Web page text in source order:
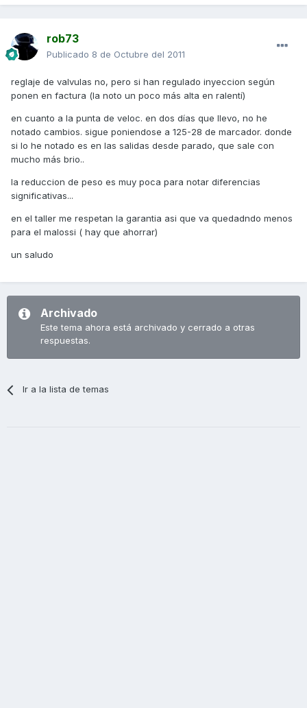
rob73
Publicado 8 de Octubre del 2011
reglaje de valvulas no, pero si han regulado inyeccion según
ponen en factura (la noto un poco más alta en ralentí)
en cuanto a la punta de veloc. en dos días que llevo, no he
notado cambios. sigue poniendose a 125-28 de marcador. donde
si lo he notado es en las salidas desde parado, que sale con
mucho más brio..
la reduccion de peso es muy poca para notar diferencias
significativas...
en el taller me respetan la garantia asi que va quedadndo menos
para el malossi ( hay que ahorrar)
un saludo
Archivado
Este tema ahora está archivado y cerrado a otras
respuestas.
Ir a la lista de temas